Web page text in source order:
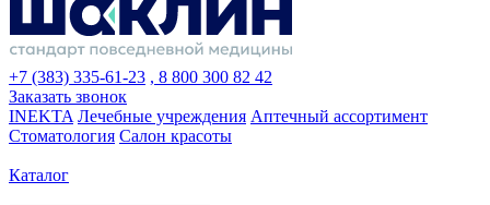
+7 (383) 335-61-23 , 8 800 300 82 42
Заказать звонок
INEKTA Лечебные учреждения Аптечный ассортимент
Стоматология Салон красоты
Каталог